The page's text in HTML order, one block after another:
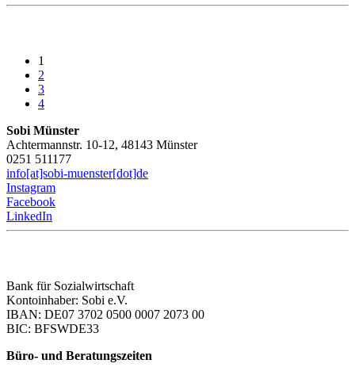
1
2
3
4
Sobi Münster
Achtermannstr. 10-12, 48143 Münster
0251 511177
info[at]sobi-muenster[dot]de
Instagram
Facebook
LinkedIn
Bank für Sozialwirtschaft
Kontoinhaber: Sobi e.V.
IBAN: DE07 3702 0500 0007 2073 00
BIC: BFSWDE33
Büro- und Beratungszeiten